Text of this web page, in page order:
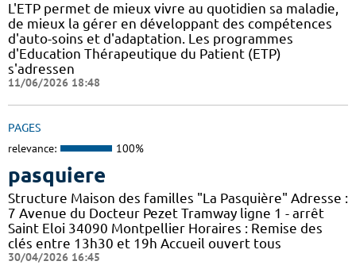
L'ETP permet de mieux vivre au quotidien sa maladie,
de mieux la gérer en développant des compétences
d'auto-soins et d'adaptation. Les programmes
d'Education Thérapeutique du Patient (ETP)
s'adressen
11/06/2026 18:48
PAGES
relevance: 100%
pasquiere
Structure Maison des familles "La Pasquière" Adresse :
7 Avenue du Docteur Pezet Tramway ligne 1 - arrêt
Saint Eloi 34090 Montpellier Horaires : Remise des
clés entre 13h30 et 19h Accueil ouvert tous
30/04/2026 16:45